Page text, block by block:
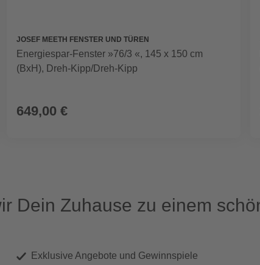
JOSEF MEETH FENSTER UND TÜREN
Energiespar-Fenster »76/3 «, 145 x 150 cm
(BxH), Dreh-Kipp/Dreh-Kipp
649,00 €
Dein Zuhause zu einem
Exklusive Angebote und Gewinnspiele